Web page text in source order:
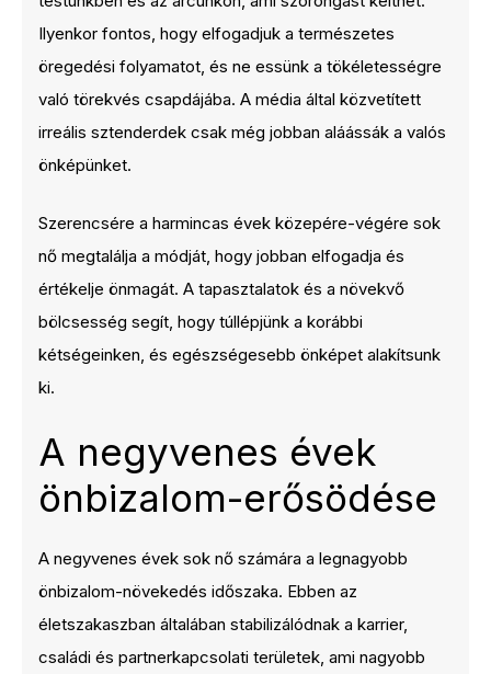
Ilyenkor fontos, hogy elfogadjuk a természetes
öregedési folyamatot, és ne essünk a tökéletességre
való törekvés csapdájába. A média által közvetített
irreális sztenderdek csak még jobban aláássák a valós
önképünket.
Szerencsére a harmincas évek közepére-végére sok
nő megtalálja a módját, hogy jobban elfogadja és
értékelje önmagát. A tapasztalatok és a növekvő
bölcsesség segít, hogy túllépjünk a korábbi
kétségeinken, és egészségesebb önképet alakítsunk
ki.
A negyvenes évek
önbizalom-erősödése
A negyvenes évek sok nő számára a legnagyobb
önbizalom-növekedés időszaka. Ebben az
életszakaszban általában stabilizálódnak a karrier,
családi és partnerkapcsolati területek, ami nagyobb